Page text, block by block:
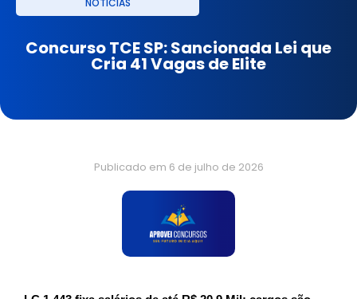
Concurso TCE SP: Sancionada Lei que
Cria 41 Vagas de Elite
Publicado em 6 de julho de 2026